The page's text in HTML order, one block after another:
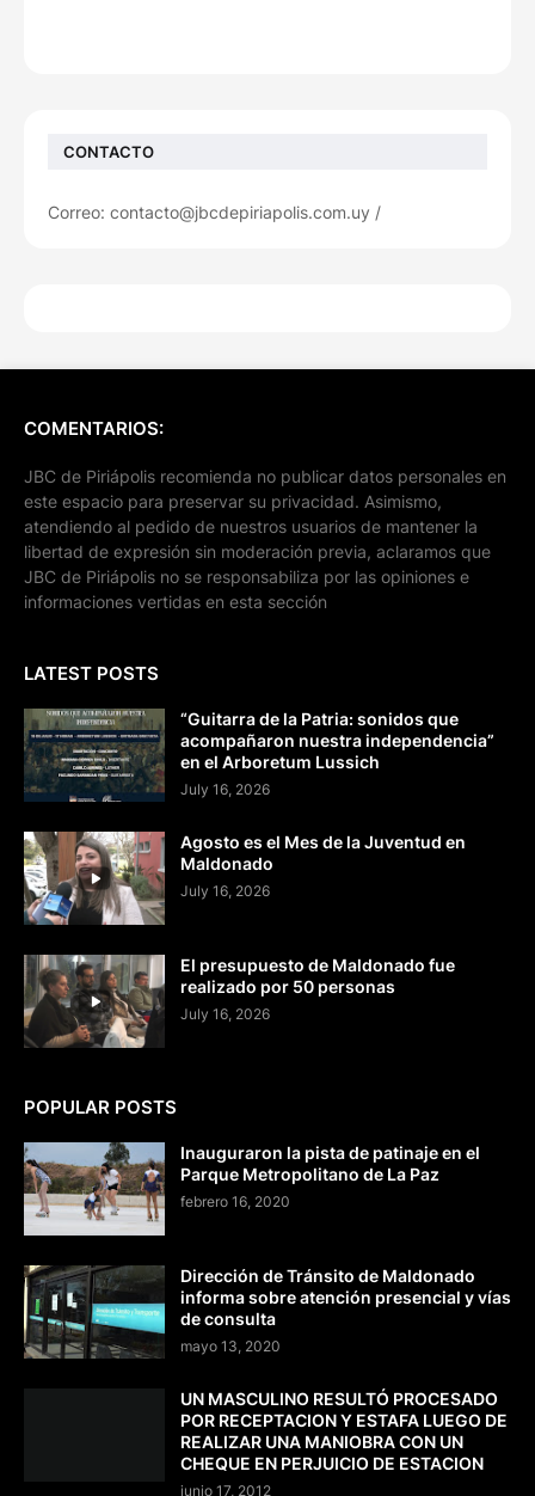
CONTACTO
Correo: contacto@jbcdepiriapolis.com.uy /
COMENTARIOS:
JBC de Piriápolis recomienda no publicar datos personales en
este espacio para preservar su privacidad. Asimismo,
atendiendo al pedido de nuestros usuarios de mantener la
libertad de expresión sin moderación previa, aclaramos que
JBC de Piriápolis no se responsabiliza por las opiniones e
informaciones vertidas en esta sección
LATEST POSTS
“Guitarra de la Patria: sonidos que
acompañaron nuestra independencia”
en el Arboretum Lussich
July 16, 2026
Agosto es el Mes de la Juventud en
Maldonado
July 16, 2026
El presupuesto de Maldonado fue
realizado por 50 personas
July 16, 2026
POPULAR POSTS
Inauguraron la pista de patinaje en el
Parque Metropolitano de La Paz
febrero 16, 2020
Dirección de Tránsito de Maldonado
informa sobre atención presencial y vías
de consulta
mayo 13, 2020
UN MASCULINO RESULTÓ PROCESADO
POR RECEPTACION Y ESTAFA LUEGO DE
REALIZAR UNA MANIOBRA CON UN
CHEQUE EN PERJUICIO DE ESTACION
junio 17, 2012